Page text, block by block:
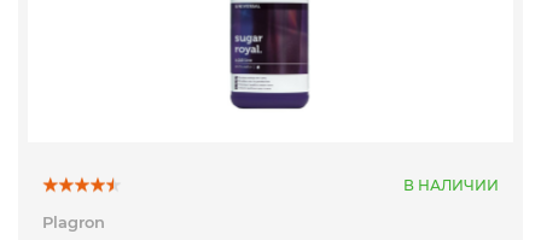
В НАЛИЧИИ
Plagron